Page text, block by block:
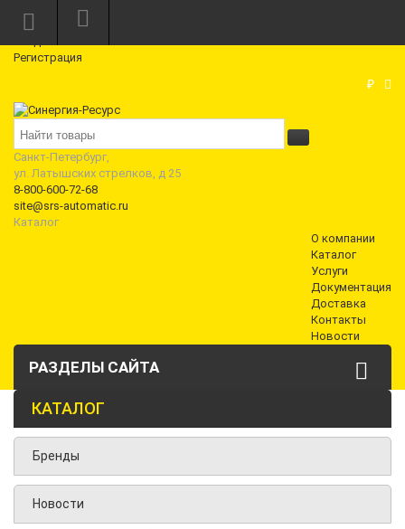
Режим работы: Пн—Пт: 10:00—18:00
Регистрация
₽
Санкт-Петербург,
ул. Латышских стрелков, д 25
8-800-600-72-68
site@srs-automatic.ru
Каталог
О компании
Каталог
Услуги
Документация
Доставка
Контакты
Новости
РАЗДЕЛЫ САЙТА
КАТАЛОГ
Бренды
Новости